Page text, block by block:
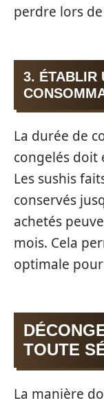
perdre lors
3. ÉTABLIR
La durée de
congelés doit
Les sushis
conservés
achetés
mois. Cela
optimale
TOUTE
La manière